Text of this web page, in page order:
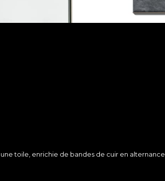
toile, enrichie de bandes de cuir en alternance